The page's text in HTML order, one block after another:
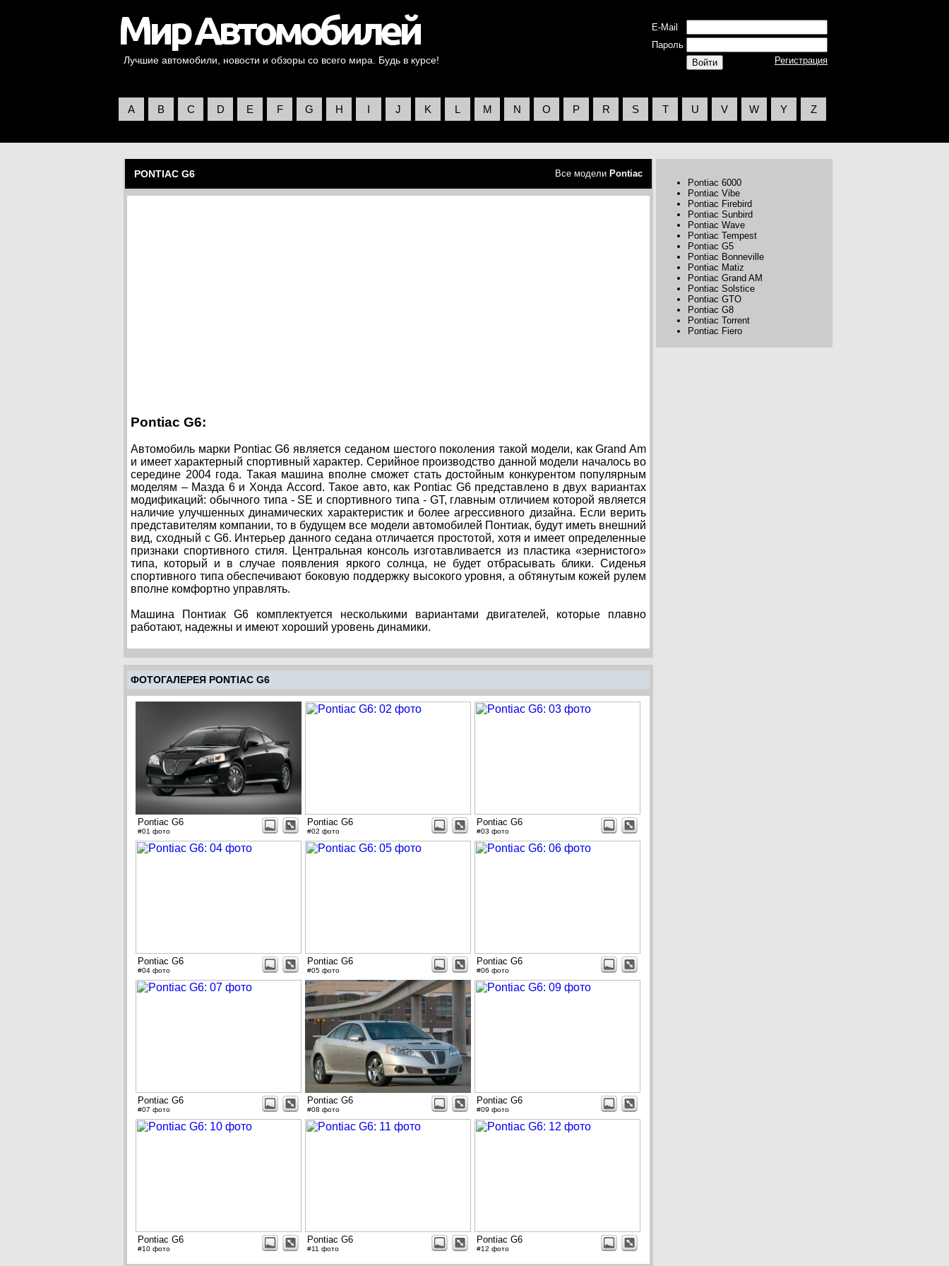
Лучшие автомобили, новости и обзоры со всего мира. Будь в курсе!
E-Mail
Пароль
Регистрация
A B C D E F G H I J K L M N O P R S T U V W Y Z
PONTIAC G6 Все модели Pontiac
Pontiac G6:
Автомобиль марки Pontiac G6 является седаном шестого поколения такой модели, как Grand Am
и имеет характерный спортивный характер. Серийное производство данной модели началось во
середине 2004 года. Такая машина вполне сможет стать достойным конкурентом популярным
моделям – Мазда 6 и Хонда Accord. Такое авто, как Pontiac G6 представлено в двух вариантах
модификаций: обычного типа - SE и спортивного типа - GT, главным отличием которой является
наличие улучшенных динамических характеристик и более агрессивного дизайна. Если верить
представителям компании, то в будущем все модели автомобилей Понтиак, будут иметь внешний
вид, сходный с G6. Интерьер данного седана отличается простотой, хотя и имеет определенные
признаки спортивного стиля. Центральная консоль изготавливается из пластика «зернистого»
типа, который и в случае появления яркого солнца, не будет отбрасывать блики. Сиденья
спортивного типа обеспечивают боковую поддержку высокого уровня, а обтянутым кожей рулем
вполне комфортно управлять.
Машина Понтиак G6 комплектуется несколькими вариантами двигателей, которые плавно
работают, надежны и имеют хороший уровень динамики.
ФОТОГАЛЕРЕЯ PONTIAC G6
Pontiac G6
#01 фото
Pontiac G6
#02 фото
Pontiac G6
#03 фото
Pontiac G6
#04 фото
Pontiac G6
#05 фото
Pontiac G6
#06 фото
Pontiac G6
#07 фото
Pontiac G6
#08 фото
Pontiac G6
#09 фото
Pontiac G6
#10 фото
Pontiac G6
#11 фото
Pontiac G6
#12 фото
Pontiac 6000
Pontiac Vibe
Pontiac Firebird
Pontiac Sunbird
Pontiac Wave
Pontiac Tempest
Pontiac G5
Pontiac Bonneville
Pontiac Matiz
Pontiac Grand AM
Pontiac Solstice
Pontiac GTO
Pontiac G8
Pontiac Torrent
Pontiac Fiero